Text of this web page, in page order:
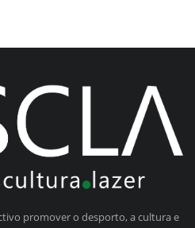
promover o desporto, a cultura e